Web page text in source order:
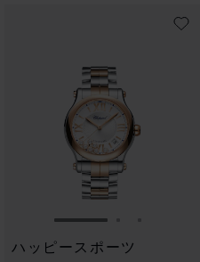
スライドに移動 1
ハッピースポーツ